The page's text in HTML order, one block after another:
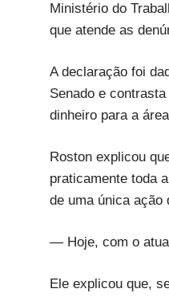
Ministério do
que atende as
A declaração foi
Senado e
dinheiro para a
Roston explicou
praticamente toda
de uma única ação
— Hoje, com o
Ele explicou que,